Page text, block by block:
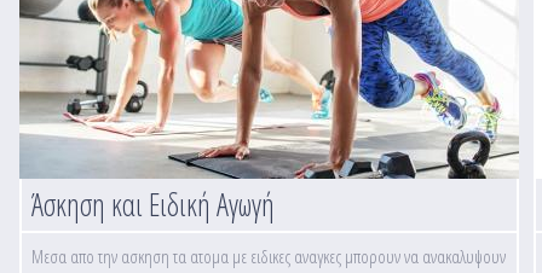
Άσκηση και Ειδική Αγωγή
Μεσα απο την ασκηση τα ατομα με ειδικες αναγκες μπορουν να ανακαλυψουν